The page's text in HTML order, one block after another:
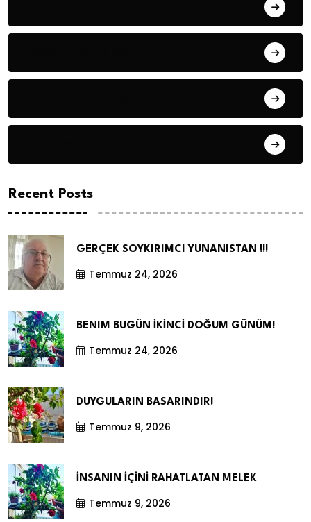
Recent Posts
GERÇEK SOYKIRIMCI YUNANISTAN !!!
Temmuz 24, 2026
BENIM BUGÜN İKİNCİ DOĞUM GÜNÜM!
Temmuz 24, 2026
DUYGULARIN BASARINDIR!
Temmuz 9, 2026
İNSANIN İÇİNİ RAHATLATAN MELEK
Temmuz 9, 2026